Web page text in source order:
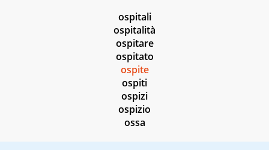
ospitali
ospitalità
ospitare
ospitato
ospite
ospiti
ospizi
ospizio
ossa